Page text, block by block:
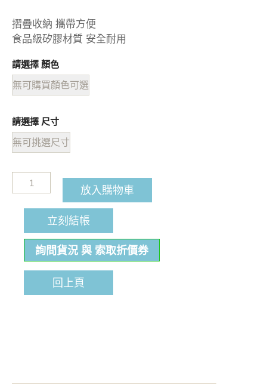
摺疊收納 攜帶方便
食品級矽膠材質 安全耐用
請選擇 顏色
無可購買顏色可選
請選擇 尺寸
無可挑選尺寸
放入購物車
立刻結帳
詢問貨況 與 索取折價券
回上頁